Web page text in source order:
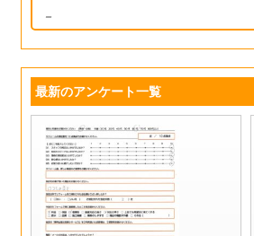
－
最新のアンケート一覧